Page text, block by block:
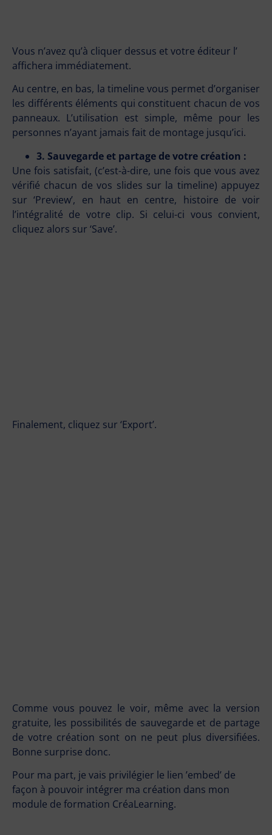
Vous n’avez qu’à cliquer dessus et votre éditeur l’
affichera immédiatement.
Au centre, en bas, la timeline vous permet d’organiser
les différents éléments qui constituent chacun de vos
panneaux. L’utilisation est simple, même pour les
personnes n’ayant jamais fait de montage jusqu’ici.
3. Sauvegarde et partage de votre création :
Une fois satisfait, (c’est-à-dire, une fois que vous avez
vérifié chacun de vos slides sur la timeline) appuyez
sur ‘Preview’, en haut en centre, histoire de voir
l’intégralité de votre clip. Si celui-ci vous convient,
cliquez alors sur ‘Save’.
Finalement, cliquez sur ‘Export’.
Comme vous pouvez le voir, même avec la version
gratuite, les possibilités de sauvegarde et de partage
de votre création sont on ne peut plus diversifiées.
Bonne surprise donc.
Pour ma part, je vais privilégier le lien ’embed’ de
façon à pouvoir intégrer ma création dans mon
module de formation CréaLearning.